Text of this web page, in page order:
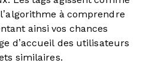
à comprendre
ainsi vos chances
d’accueil des utilisateurs
similaires.